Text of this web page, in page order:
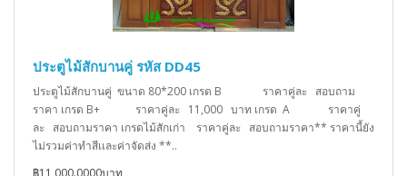
ประตูไม้สักบานคู่ รหัส DD45
ประตูไม้สักบานคู่ ขนาด 80*200 เกรด B ราคาคู่ละ สอบถาม
ราคา เกรด B+ ราคาคู่ละ 11,000 บาท เกรด A ราคาคู่
ละ สอบถามราคา เกรดไม้สักเก่า ราคาคู่ละ สอบถามราคา** ราคานี้ยัง
ไม่รวมค่าทำสีเเละค่าจัดส่ง **..
฿11,000.0000บาท